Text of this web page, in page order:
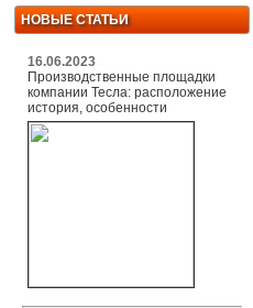
НОВЫЕ СТАТЬИ
16.06.2023
Производственные площадки
компании Тесла: расположение
история, особенности